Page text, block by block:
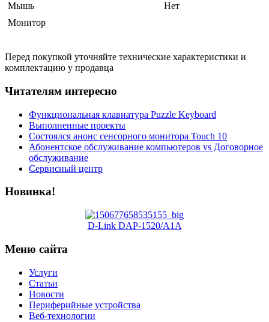
Мышь
Нет
Монитор
Перед покупкой уточняйте технические характеристики и
комплектацию у продавца
Читателям интересно
Функциональная клавиатура Puzzle Keyboard
Выполненные проекты
Состоялся анонс сенсорного монитора Touch 10
Абонентское обслуживание компьютеров vs Договорное
обслуживание
Сервисный центр
Новинка!
D-Link DAP-1520/A1A
Меню сайта
Услуги
Статьи
Новости
Периферийные устройства
Веб-технологии